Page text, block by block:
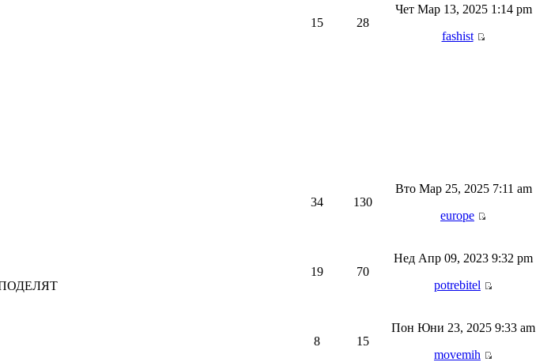
15 28
Чет Мар 13, 2025 1:14 pm
fashist
34
130
Вто Мар 25, 2025 7:11 am
europe
19 70
Нед Апр 09, 2023 9:32 pm
potrebitel
8
15
Пон Юни 23, 2025 9:33 am
movemih